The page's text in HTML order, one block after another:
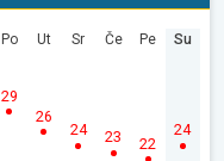
Po
29
Ut
26
Sr
24
Če
23
Pe
22
Su
24